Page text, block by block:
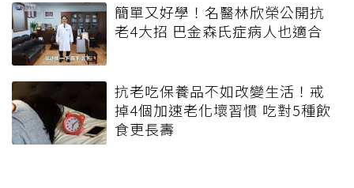
簡單又好學！名醫林欣榮公開抗
老4大招 巴金森氏症病人也適合
抗老吃保養品不如改變生活！戒
掉4個加速老化壞習慣 吃對5種飲
食更長壽